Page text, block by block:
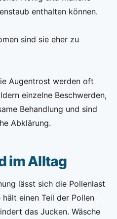
enthalten können.
sind sie eher zu
Augentrost werden oft
einzelne Beschwerden,
Behandlung und sind
Abklärung.
im Alltag
lässt sich die Pollenlast
hält einen Teil der Pollen
das Jucken. Wäsche